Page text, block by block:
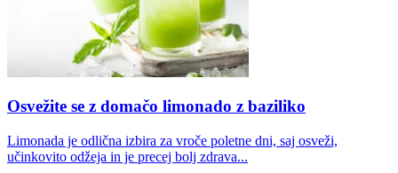
Osvežite se z domačo limonado z baziliko
Limonada je odlična izbira za vroče poletne dni, saj osveži,
učinkovito odžeja in je precej bolj zdrava...